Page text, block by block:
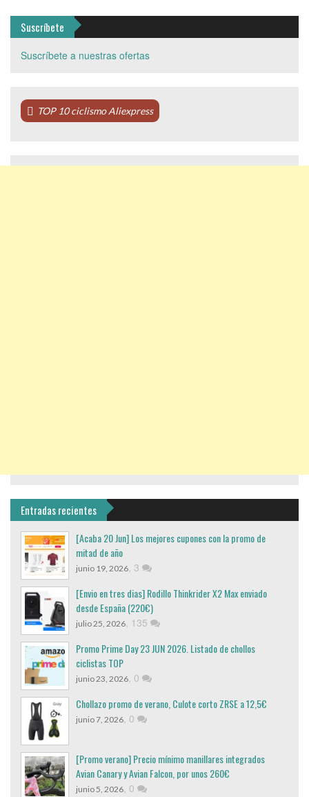
Suscríbete
Suscríbete a nuestras ofertas
TOP 10 ciclismo Aliexpress
Entradas recientes
[Acaba 20 Jun] Los mejores cupones con la promo de
mitad de año
junio 19, 2026, 3
[Envio en tres dias] Rodillo Thinkrider X2 Max enviado
desde España (220€)
julio 25, 2026, 135
Promo Prime Day 23 JUN 2026. Listado de chollos
ciclistas TOP
junio 23, 2026, 0
Chollazo promo de verano, Culote corto ZRSE a 12,5€
junio 7, 2026, 0
[Promo verano] Precio mínimo manillares integrados
Avian Canary y Avian Falcon, por unos 260€
junio 5, 2026, 0